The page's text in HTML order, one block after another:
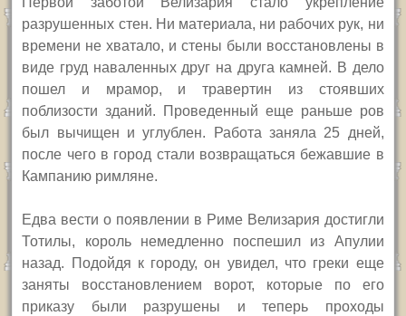
разрушенных стен. Ни материала, ни рабочих рук, ни
времени не хватало, и стены были восстановлены в
виде груд наваленных друг на друга камней. В дело
пошел и мрамор, и травертин из стоявших
поблизости зданий. Проведенный еще раньше ров
был вычищен и углублен. Работа заняла 25 дней,
после чего в город стали возвращаться бежавшие в
Кампанию римляне.
Едва вести о появлении в Риме Велизария достигли
Тотилы, король немедленно поспешил из Апулии
назад. Подойдя к городу, он увидел, что греки еще
заняты восстановлением ворот, которые по его
приказу были разрушены и теперь проходы